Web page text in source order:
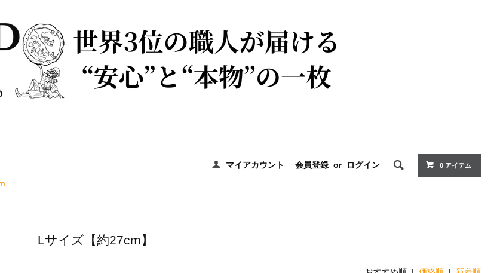
マイアカウント 会員登録 or ログイン 0 アイテム
Lサイズ【約27cm】